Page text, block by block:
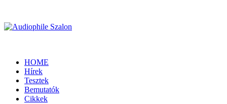
HOME
Hírek
Tesztek
Bemutatók
Cikkek